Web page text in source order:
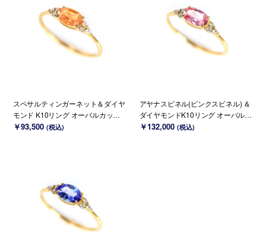
スペサルティンガーネット＆ダイヤ
モンド K10リング オーバルカット ~
Ello Ulmia~ 1月誕生石(K18/PT変更
￥93,500 (税込)
アヤナスピネル(ピンクスピネル) ＆
ダイヤモンドK10リング オーバルカ
ット ~Ello Ulmia~ 8月誕生石(K18/P
￥132,000 (税込)